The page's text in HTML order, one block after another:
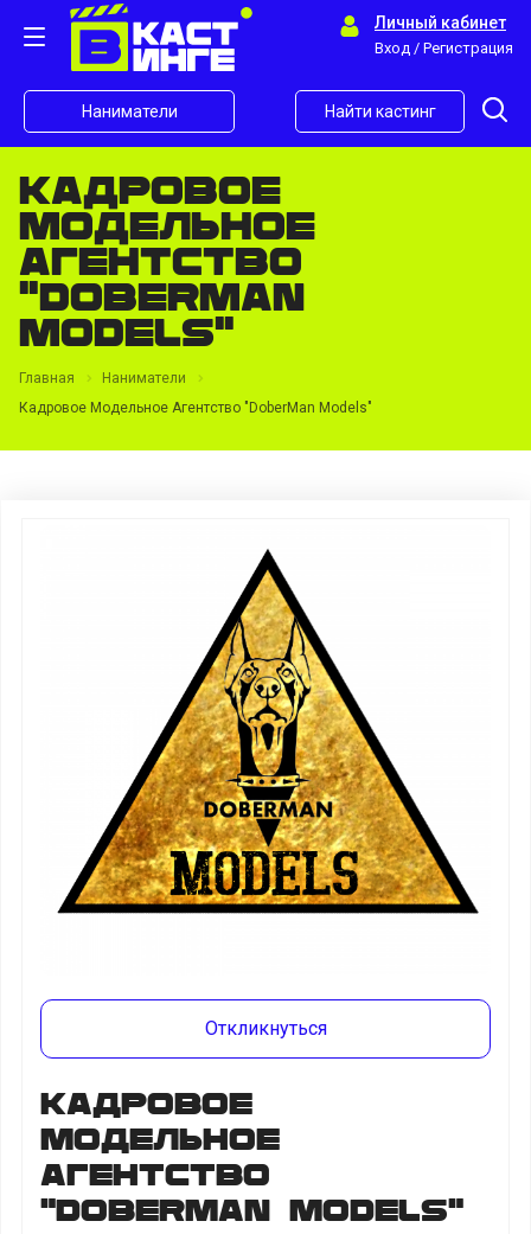
Личный кабинет
Вход / Регистрация
Наниматели Найти кастинг
Кадровое
Модельное
Агентство
"DoberMan
Models"
Главная
Наниматели
Кадровое Модельное Агентство "DoberMan Models"
Откликнуться
Кадровое
Модельное
Агентство
"DoberMan Models"